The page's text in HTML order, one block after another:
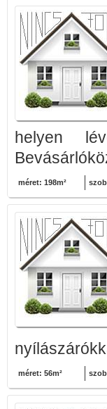
helyen
méret: 198m²
méret: 56m²